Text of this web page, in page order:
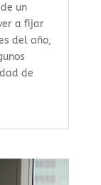
un
a fijar
del año,
de